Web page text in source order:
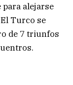
alejarse
Turco se
de 7 triunfos